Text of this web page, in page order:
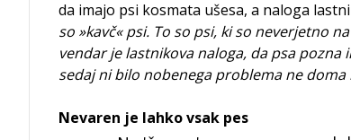
da imajo psi kosmata ušesa, a naloga
so »kavč« psi. To so psi, ki so neverjetno
vendar je lastnikova naloga, da psa
sedaj ni bilo nobenega problema ne
Nevaren je lahko vsak pes